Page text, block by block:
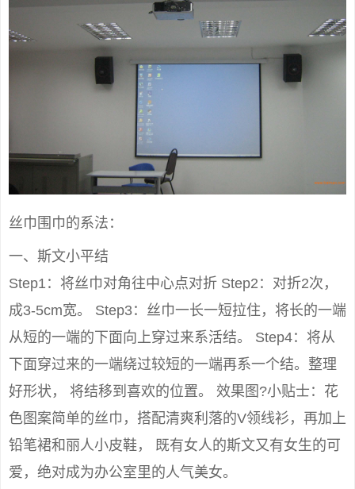
丝巾围巾的系法：
一、斯文小平结
Step1：将丝巾对角往中心点对折 Step2：对折2次，
成3-5cm宽。 Step3：丝巾一长一短拉住，将长的一端
从短的一端的下面向上穿过来系活结。 Step4：将从
下面穿过来的一端绕过较短的一端再系一个结。整理
好形状， 将结移到喜欢的位置。 效果图?小贴士：花
色图案简单的丝巾，搭配清爽利落的V领线衫，再加上
铅笔裙和丽人小皮鞋， 既有女人的斯文又有女生的可
爱，绝对成为办公室里的人气美女。